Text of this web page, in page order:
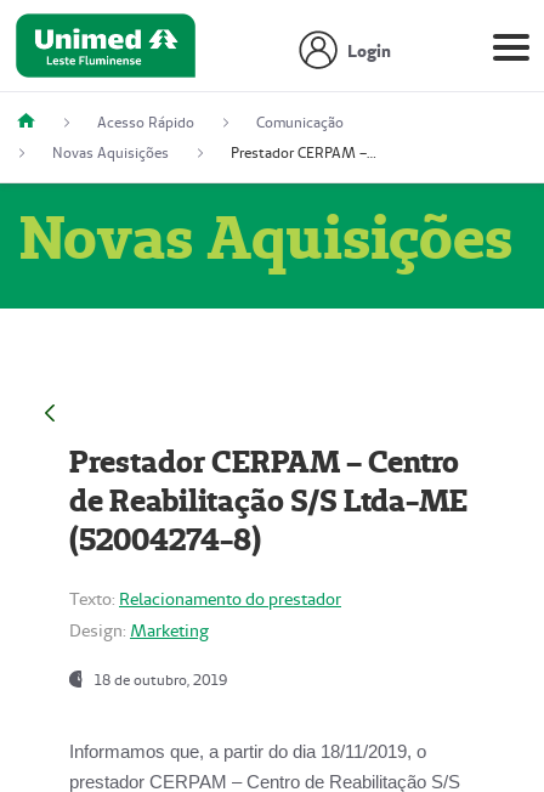
Login
Acesso Rápido
Comunicação
Novas Aquisições
Prestador CERPAM – Centro de Reabilitação S/S Ltda-ME (52004274-8)
Novas Aquisições
Prestador CERPAM – Centro
de Reabilitação S/S Ltda-ME
(52004274-8)
Texto: Relacionamento do prestador
Design: Marketing
18 de outubro, 2019
Informamos que, a partir do dia 18/11/2019, o
prestador CERPAM – Centro de Reabilitação S/S